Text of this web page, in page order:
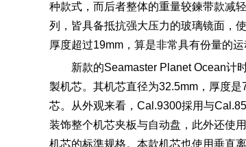
种款式，而后者整体的重量较鍊带款减
列，皆具备抵抗强大压力的玻璃镜面，
厚度超过19mm，算是非常具有份量的运
新款的Seamaster Planet Ocean计
製机芯。其机芯直径为32.5mm，厚度
芯。从外观来看，Cal.9300採用与
装饰整个机芯夹板与自动盘，此外还使
机芯的标準规格。本款机芯也使用垂直